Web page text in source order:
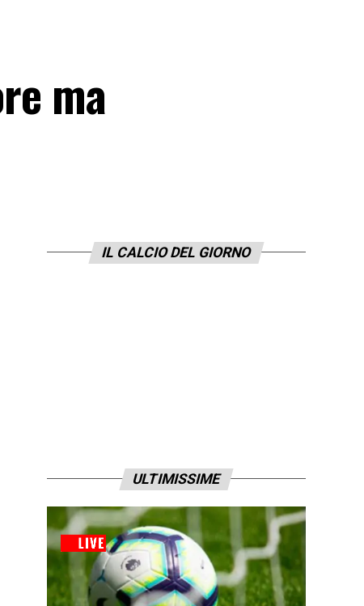
ma
IL CALCIO DEL GIORNO
ULTIMISSIME